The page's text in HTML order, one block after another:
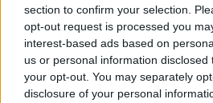
section to confirm your selection.
opt-out request is processed you
interest-based ads based on
us or personal information
your opt-out. You may separately
disclosure of your personal
3 thoughts on “